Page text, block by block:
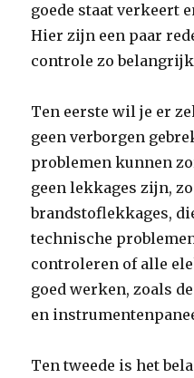
goede staat verkeert
Hier zijn een paar
controle zo
Ten eerste wil je er
geen verborgen
problemen kunnen
geen lekkages zijn,
brandstoflekkages,
technische
controleren of alle
goed werken, zoals
en
Ten tweede is het